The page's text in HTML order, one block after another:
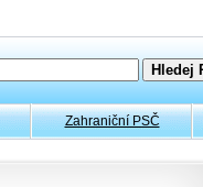
Zahraniční PSČ